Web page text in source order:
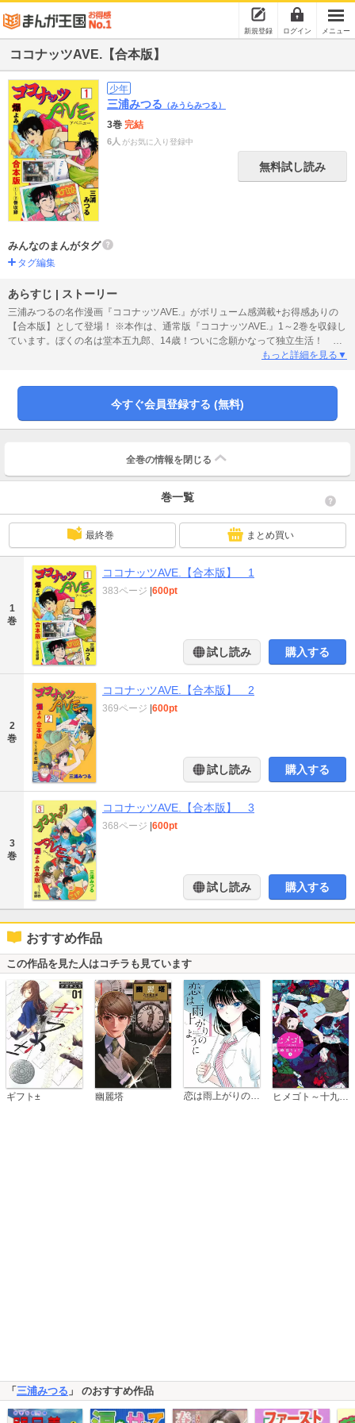
新規登録 ログイン メニュー
ココナッツAVE.【合本版】
少年
三浦みつる （みうらみつる）
3巻 完結
6人 がお気に入り登録中
無料試し読み
みんなのまんがタグ
タグ編集
あらすじ | ストーリー
三浦みつるの名作漫画『ココナッツAVE.』がボリューム感満載+お得感ありの
【合本版】として登場！ ※本作は、通常版『ココナッツAVE.』1～2巻を収録し
ています。ぼくの名は堂本五九郎、14歳！ついに念願かなって独立生活！ な
ぜって特別理由なんかないけど……とにかく前から一人で生活してみたかった
れる事になったんだけど、この家には一癖も二癖もある六人姉妹が住んでいて
毎日が波乱の展開に……。
もっと詳細を見る▼
今すぐ会員登録する (無料)
全巻の情報を 閉じる
巻一覧
最終巻 まとめ買い
1
巻
ココナッツAVE.【合本版】 1
383ページ |600pt
試し読み 購入する
2
巻
ココナッツAVE.【合本版】 2
369ページ |600pt
試し読み 購入する
3
巻
ココナッツAVE.【合本版】 3
368ページ |600pt
試し読み 購入する
おすすめ作品
この作品を見た人はコチラも見ています
ギフト± 幽麗塔 恋は雨上がりのように
「三浦みつる 」 のおすすめ作品